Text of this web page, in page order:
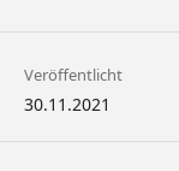
Veröffentlicht
30.11.2021